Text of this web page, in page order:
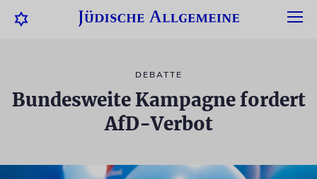
DEBATTE
Bundesweite Kampagne fordert
AfD-Verbot